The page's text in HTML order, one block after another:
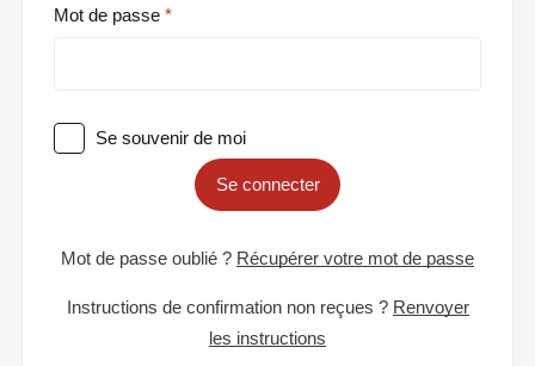
Mot de passe
Se souvenir de moi
Se connecter
Mot de passe oublié ? Récupérer votre mot de passe
Instructions de confirmation non reçues ? Renvoyer
les instructions